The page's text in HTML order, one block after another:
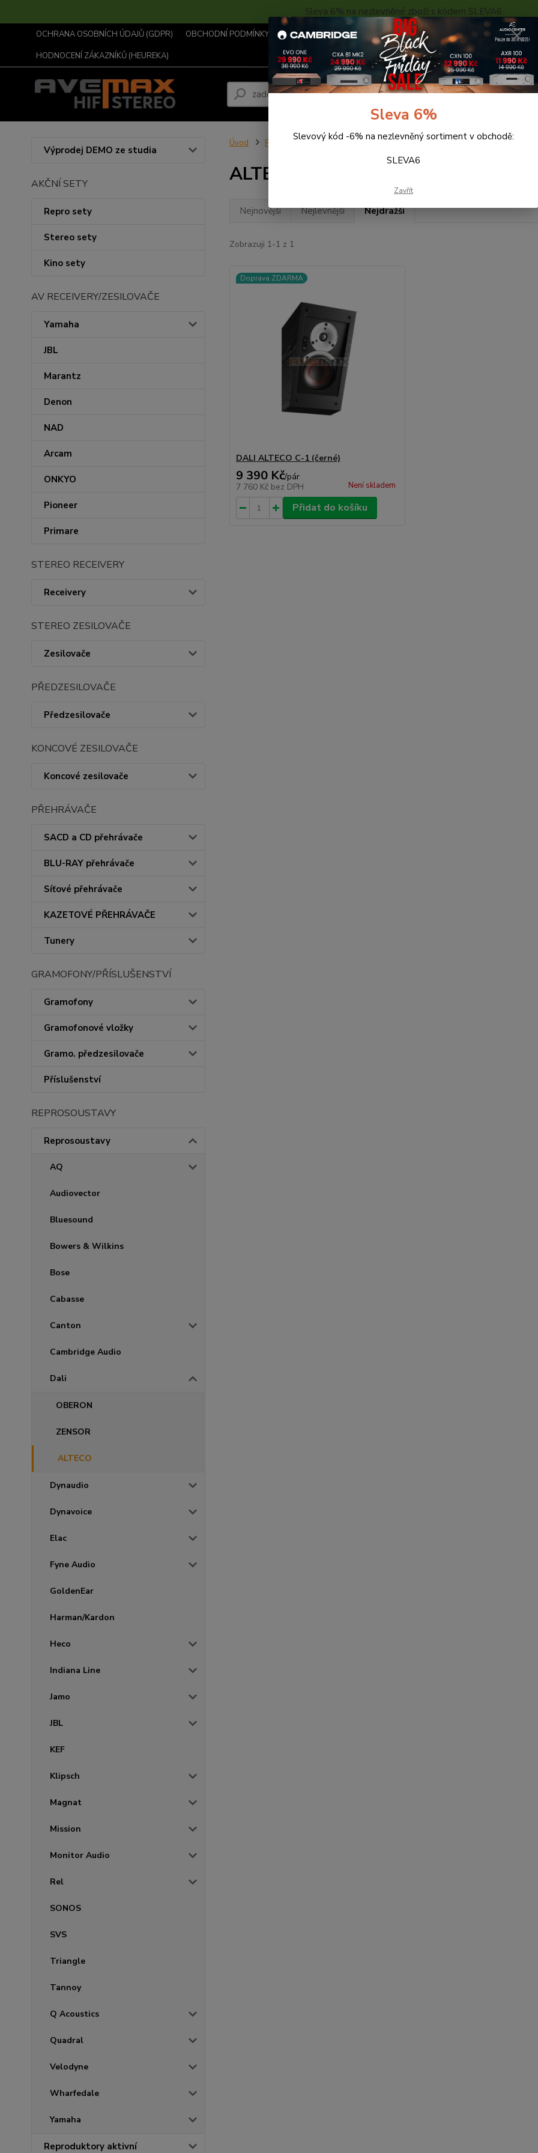
Sleva 6% na nezlevněné zboží s kódem SLEVA6
OCHRANA OSOBNÍCH ÚDAJŮ (GDPR) OBCHODNÍ PODMÍNKY ... KONTAKTY O NÁS
POPTÁVKA ZBOŽÍ - KALKULACE
HODNOCENÍ ZÁKAZNÍKŮ (HEUREKA)
Hledat
Výprodej DEMO ze studia
AKČNÍ SETY
Repro sety
Stereo sety
Kino sety
AV RECEIVERY/ZESILOVAČE
Yamaha
JBL
Marantz
Denon
NAD
Arcam
ONKYO
Pioneer
Primare
STEREO RECEIVERY
Receivery
STEREO ZESILOVAČE
Zesilovače
PŘEDZESILOVAČE
Předzesilovače
KONCOVÉ ZESILOVAČE
Koncové zesilovače
PŘEHRÁVAČE
SACD a CD přehrávače
BLU-RAY přehrávače
Síťové přehrávače
KAZETOVÉ PŘEHRÁVAČE
Tunery
GRAMOFONY/PŘÍSLUŠENSTVÍ
Gramofony
Gramofonové vložky
Gramo. předzesilovače
Příslušenství
REPROSOUSTAVY
Reprosoustavy
AQ
Audiovector
Bluesound
Bowers & Wilkins
Bose
Cabasse
Canton
Cambridge Audio
Dali
OBERON
ZENSOR
ALTECO
Dynaudio
Dynavoice
Elac
Fyne Audio
GoldenEar
Harman/Kardon
Heco
Indiana Line
Jamo
JBL
KEF
Klipsch
Magnat
Mission
Monitor Audio
Rel
SONOS
SVS
Triangle
Tannoy
Q Acoustics
Quadral
Velodyne
Wharfedale
Yamaha
Reproduktory aktivní
Úvod Reprosoustavy Dali ALTECO
ALTECO
Nejnovější Nejlevnější Nejdražší
Zobrazuji 1-1 z 1
Doprava ZDARMA
DALI ALTECO C-1 (černé)
9 390 Kč/pár
7 760 Kč bez DPH Není skladem
Přidat do košíku
Sleva 6%
Slevový kód -6% na nezlevněný sortiment v obchodě:
SLEVA6
Zavřít